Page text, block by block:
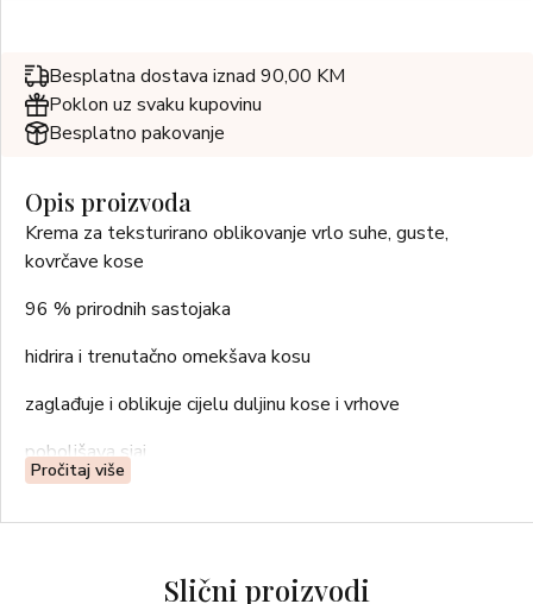
Besplatna dostava iznad 90,00 KM
Poklon uz svaku kupovinu
Besplatno pakovanje
Opis proizvoda
Krema za teksturirano oblikovanje vrlo suhe, guste,
kovrčave kose
96 % prirodnih sastojaka
hidrira i trenutačno omekšava kosu
zaglađuje i oblikuje cijelu duljinu kose i vrhove
poboljšava sjaj
UPUTE ZA UPOTREBU
Pročitaj više
Slični proizvodi